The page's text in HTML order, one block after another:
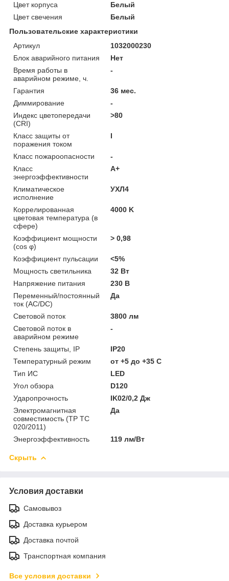
Цвет корпуса
Белый
Цвет свечения
Белый
Пользовательские характеристики
Артикул
1032000230
Блок аварийного питания
Нет
Время работы в
аварийном режиме, ч.
-
Гарантия
36 мес.
Диммирование
-
Индекс цветопередачи
(CRI)
>80
Класс защиты от
поражения током
I
Класс пожароопасности
-
Класс
энергоэффективности
A+
Климатическое
исполнение
УХЛ4
Коррелированная
цветовая температура (в
сфере)
4000 K
Коэффициент мощности
(cos φ)
> 0,98
Коэффициент пульсации
<5%
Мощность светильника
32 Вт
Напряжение питания
230 В
Переменный/постоянный
ток (AC/DC)
Да
Световой поток
3800 лм
Световой поток в
аварийном режиме
-
Степень защиты, IP
IP20
Температурный режим
от +5 до +35 C
Тип ИС
LED
Угол обзора
D120
Ударопрочность
IK02/0,2 Дж
Электромагнитная
совместимость (ТР ТС
020/2011)
Да
Энергоэффективность 119 лм/Вт
Скрыть
Условия доставки
Самовывоз
Доставка курьером
Доставка почтой
Транспортная компания
Все условия доставки